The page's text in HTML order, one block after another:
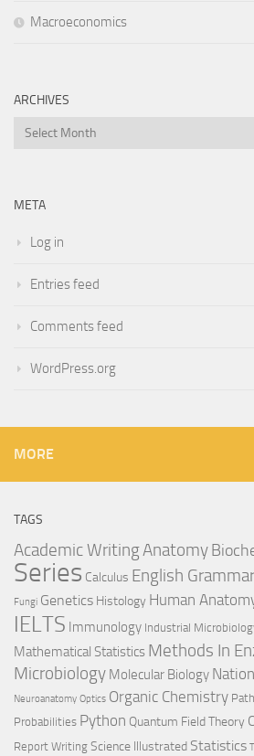
Macroeconomics
ARCHIVES
Archives
META
Log in
Entries feed
Comments feed
WordPress.org
MORE
TAGS
Academic WritingAnatomy
Series Calculus English Grammar
Fungi Genetics Histology Human
IELTS Immunology Industrial
Mathematical Statistics Methods In
Microbiology Molecular Biology
Neuroanatomy Optics Organic Chemistry
Probabilities Python Quantum Field Theory
Report Writing Science Illustrated Statistics